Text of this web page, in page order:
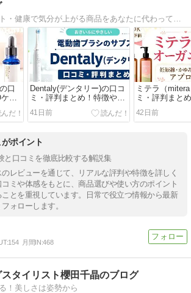
美容・ダイエット・健康で気分が上がる商品をあなたに代わって鬼調査！美容好きなら見逃せない商品の特徴・口コミ・最安値など、購入前にチェックしたいポイントをまとめています。
口
ア
Dentaly(デンタリー)の口コ
ミ・評判まとめ！特徴やメ
リット・注意点を紹介
41日前
ミテラ（
ミ・評判まと
すすめする人
42日前
ポイント
と口コミを徹底比較する解説集
レビューを通じて、リアルな評判や特徴を詳しく
ミや体感をもとに、商品選びや使い方のポイント
とを重視しています。日常で役立つ情報から最新
ォローします。
154 月間IN:468
タイリスト櫻田千晶のブログ
！美しさは姿勢から